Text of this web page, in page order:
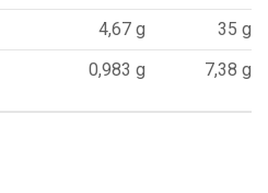
4,67 g
35 g
0,983 g 7,38 g